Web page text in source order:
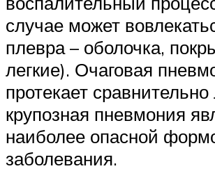
случае может
плевра – оболочка,
легкие). Очаговая
протекает сравнительно
крупозная пневмония
наиболее опасной
заболевания.